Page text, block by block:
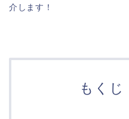
介します！
もくじ